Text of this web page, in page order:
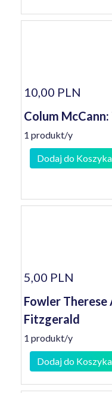
10,00 PLN
Colum McCann:
1 produkt/y
Dodaj do Koszyka
5,00 PLN
Fowler Therese
Fitzgerald
1 produkt/y
Dodaj do Koszyka